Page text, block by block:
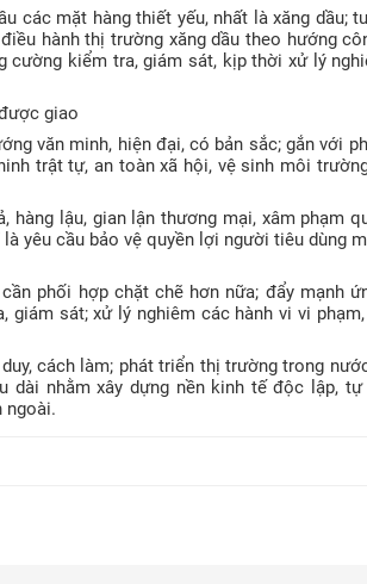
các mặt hàng thiết yếu, nhất là xăng dầu;
hành thị trường xăng dầu theo hướng
cường kiểm tra, giám sát, kịp thời xử lý
giao
văn minh, hiện đại, có bản sắc; gắn với
trật tự, an toàn xã hội, vệ sinh môi
lậu, gian lận thương mại, xâm phạm
yêu cầu bảo vệ quyền lợi người tiêu dùng
phối hợp chặt chẽ hơn nữa; đẩy mạnh
sát; xử lý nghiêm các hành vi vi
cách làm; phát triển thị trường trong
nhằm xây dựng nền kinh tế độc lập, tự
ngoài.